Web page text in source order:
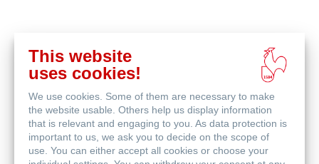
Acquista
online
This website
uses cookies!
We use cookies. Some of them are necessary to make
the website usable. Others help us display information
that is relevant and engaging to you. As data protection is
important to us, we ask you to decide on the scope of
use. You can either accept all cookies or choose your